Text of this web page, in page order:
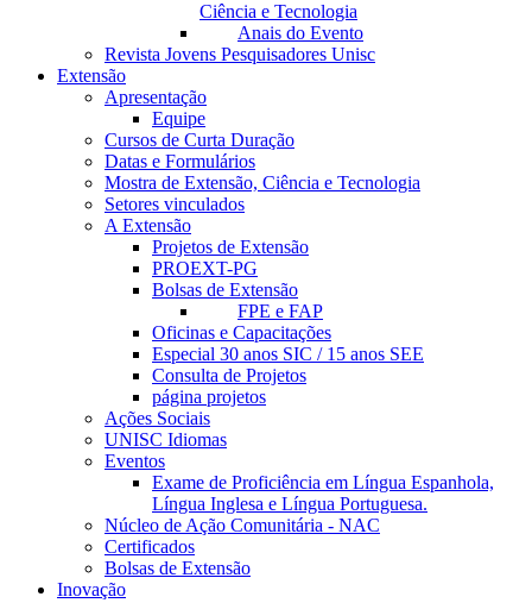
Ciência e Tecnologia
Anais do Evento
Revista Jovens Pesquisadores Unisc
Extensão
Apresentação
Equipe
Cursos de Curta Duração
Datas e Formulários
Mostra de Extensão, Ciência e Tecnologia
Setores vinculados
A Extensão
Projetos de Extensão
PROEXT-PG
Bolsas de Extensão
FPE e FAP
Oficinas e Capacitações
Especial 30 anos SIC / 15 anos SEE
Consulta de Projetos
página projetos
Ações Sociais
UNISC Idiomas
Eventos
Exame de Proficiência em Língua Espanhola,
Língua Inglesa e Língua Portuguesa.
Núcleo de Ação Comunitária - NAC
Certificados
Bolsas de Extensão
Inovação